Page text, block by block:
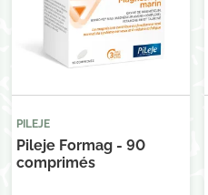
PILEJE
Pileje Formag - 90
comprimés